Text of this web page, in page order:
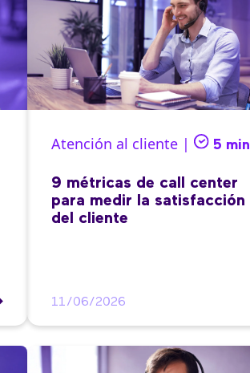
Atención al cliente | 5 min
9 métricas de call center
para medir la satisfacción
del cliente
11/06/2026